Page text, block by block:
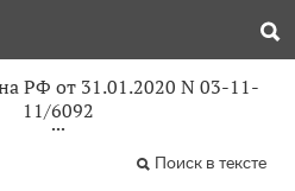
РФ от 31.01.2020 N 03-11-
11/6092
Поиск в тексте